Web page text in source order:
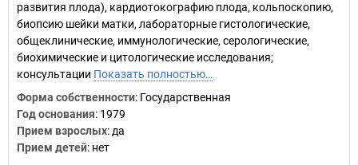
развития плода), кардиотокографию плода, кольпоскопию,
биопсию шейки матки, лабораторные гистологические,
общеклинические, иммунологические, серологические,
биохимические и цитологические исследования;
консультации Показать полностью…
Форма собственности: Государственная
Год основания: 1979
Прием взрослых: да
Прием детей: нет